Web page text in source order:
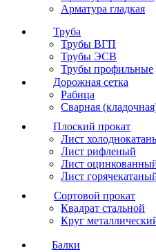
Арматура гладкая
Труба
Трубы ВГП
Трубы ЭСВ
Трубы профильные
Дорожная сетка
Рабица
Сварная
Плоский прокат
Лист
Лист рифленый
Лист
Лист
Сортовой прокат
Квадрат стальной
Круг
Балки